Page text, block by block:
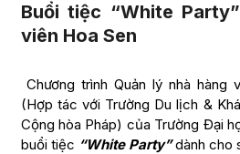
Buổi tiệc “White
viên Hoa Sen
Chương trình Quản lý nhà hàng
(Hợp tác với Trường Du lịch &
Cộng hòa Pháp) của Trường Đại
buổi tiệc “White Party”dành cho